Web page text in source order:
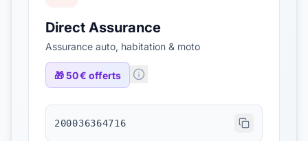
Direct Assurance
Assurance auto, habitation & moto
🎁50 € offerts
200036364716